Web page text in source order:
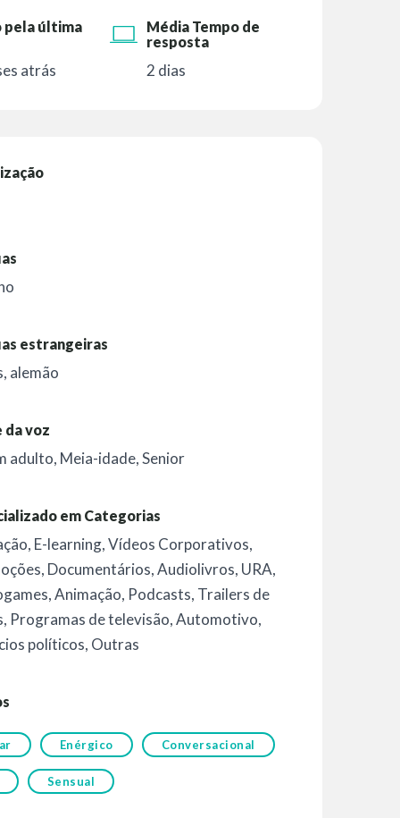
pela última
atrás
Média Tempo de
resposta
2 dias
estrangeiras
alemão
da voz
adulto, Meia-idade,Senior
em Categorias
, E-learning,Vídeos Corporativos,
, Documentários,Audiolivros, URA,
,Animação, Podcasts, Trailers de
, Programas de televisão,Automotivo,
políticos, Outras
Enérgico Conversacional
Sensual